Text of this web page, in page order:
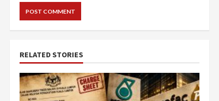
RELATED STORIES